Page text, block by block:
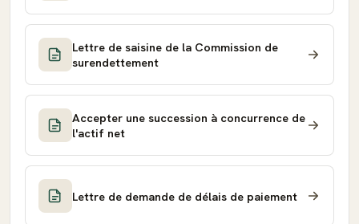
Lettre de saisine de la Commission de
surendettement
Accepter une succession à concurrence de
l'actif net
Lettre de demande de délais de paiement